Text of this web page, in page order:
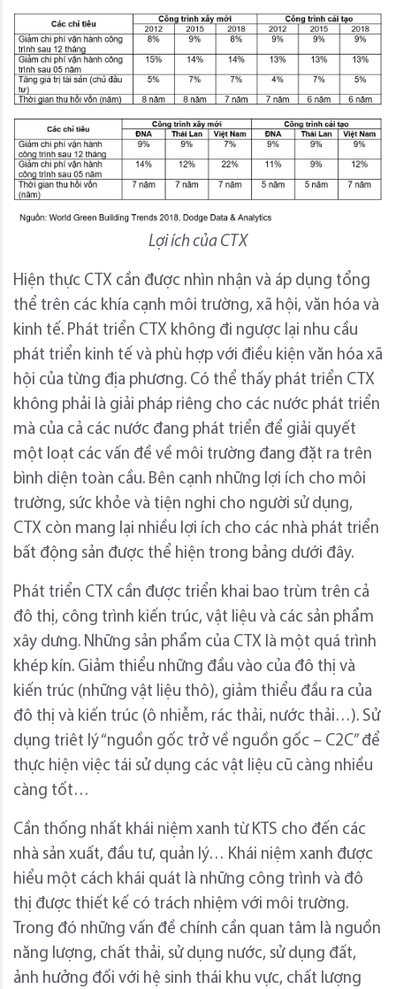
Lợi ích của CTX
Hiện thực CTX cần được nhìn nhận và áp dụng tổng
thể trên các khía cạnh môi trường, xã hội, văn hóa và
kinh tế. Phát triển CTX không đi ngược lại nhu cầu
phát triển kinh tế và phù hợp với điều kiện văn hóa xã
hội của từng địa phương. Có thể thấy phát triển CTX
không phải là giải pháp riêng cho các nước phát triển
mà của cả các nước đang phát triển để giải quyết
một loạt các vấn đề về môi trường đang đặt ra trên
bình diện toàn cầu. Bên cạnh những lợi ích cho môi
trường, sức khỏe và tiện nghi cho người sử dụng,
CTX còn mang lại nhiều lợi ích cho các nhà phát triển
bất động sản được thể hiện trong bảng dưới đây.
Phát triển CTX cần được triển khai bao trùm trên cả
đô thị, công trình kiến trúc, vật liệu và các sản phẩm
xây dưng. Những sản phẩm của CTX là một quá trình
khép kín. Giảm thiểu những đầu vào của đô thị và
kiến trúc (những vật liệu thô), giảm thiểu đầu ra của
đô thị và kiến trúc (ô nhiễm, rác thải, nước thải…). Sử
dụng triêt lý “nguồn gốc trở về nguồn gốc – C2C” để
thực hiện việc tái sử dụng các vật liệu cũ càng nhiều
càng tốt…
Cần thống nhất khái niệm xanh từ KTS cho đến các
nhà sản xuất, đầu tư, quản lý… Khái niệm xanh được
hiểu một cách khái quát là những công trình và đô
thị được thiết kế có trách nhiệm với môi trường.
Trong đó những vấn đề chính cần quan tâm là nguồn
năng lượng, chất thải, sử dụng nước, sử dụng đất,
ảnh hưởng đối với hệ sinh thái khu vực, chất lượng